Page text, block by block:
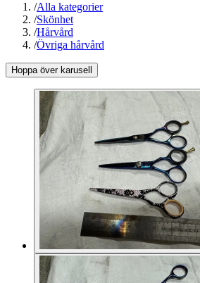
/Alla kategorier
/Skönhet
/Hårvård
/Övriga hårvård
Hoppa över karusell